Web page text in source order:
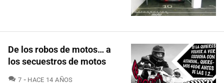
De los robos de motos… a
los secuestros de motos
7 COMENTARIOS
HACE 14 AÑOS